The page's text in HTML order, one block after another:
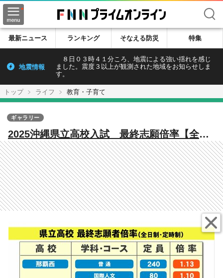
検索
最新ニュース ランキング そなえる防災 特集
地震情報
８日０３時４１分ころ、地震による強い揺れを感じ
ました。震度３以上が観測された地域をお知らせしま
す。
トップ ライフ 教育・子育て
2025沖縄県立高校入試 最終志願倍率【全日
制・定時制】
ギャラリー